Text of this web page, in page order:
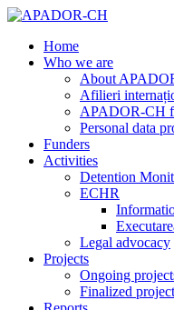
Home
Who we are
About
Afilieri
APADOR-CH
Personal data
Funders
Activities
Detention
ECHR
Legal advocacy
Projects
Ongoing
Finalized